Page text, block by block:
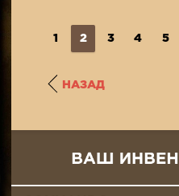
1 2 3 4 5
НАЗАД